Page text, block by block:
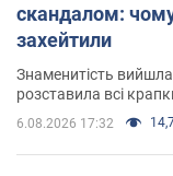
скандалом:
захейтили
Знаменитість
розставила всі
6.08.2026 17:32